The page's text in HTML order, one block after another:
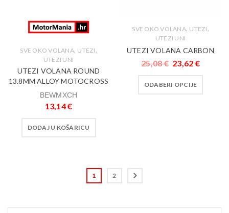
SVE OKO VOLANA, UTEZI,
UTEZI UNI
UTEZI VOLANA ROUND
13.8MM ALLOY MOTOCROSS
BEWMXCH
13,14€
DODAJ U KOŠARICU
SVE OKO VOLANA, UTEZI,
UTEZI UNI
UTEZI VOLANA CARBON
25,08€ 23,62 €
ODABERI OPCIJE
1 2